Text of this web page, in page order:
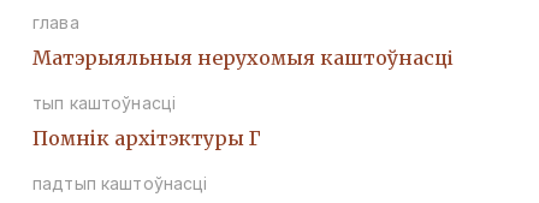
глава
Матэрыяльныя нерухомыя каштоўнасці
тып каштоўнасці
Помнiк архiтэктуры Г
падтып каштоўнасці